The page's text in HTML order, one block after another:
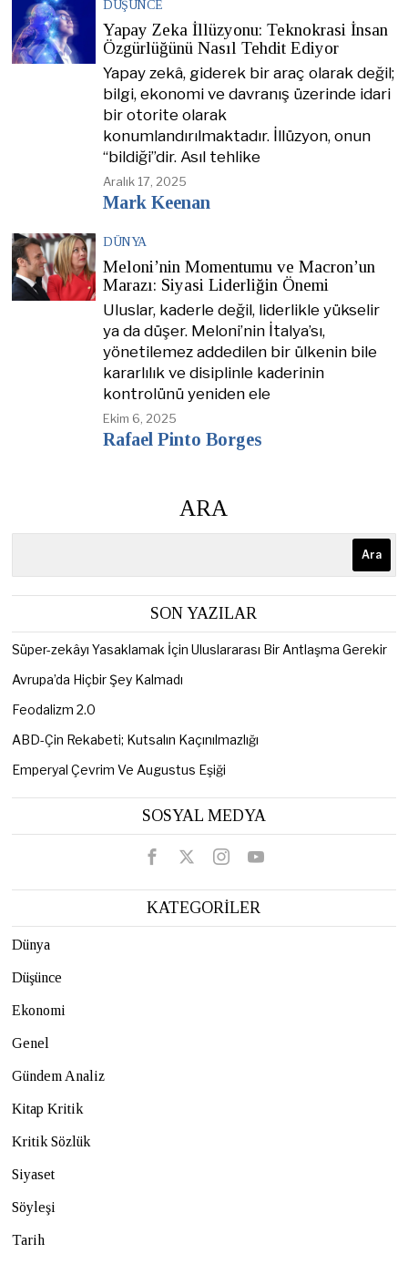
DÜŞÜNCE
Yapay Zeka İllüzyonu: Teknokrasi İnsan
Özgürlüğünü Nasıl Tehdit Ediyor
Yapay zekâ, giderek bir araç olarak değil;
bilgi, ekonomi ve davranış üzerinde idari
bir otorite olarak
konumlandırılmaktadır. İllüzyon, onun
“bildiği”dir. Asıl tehlike
Aralık 17, 2025
Mark Keenan
DÜNYA
Meloni’nin Momentumu ve Macron’un
Marazı: Siyasi Liderliğin Önemi
Uluslar, kaderle değil, liderlikle yükselir
ya da düşer. Meloni’nin İtalya’sı,
yönetilemez addedilen bir ülkenin bile
kararlılık ve disiplinle kaderinin
kontrolünü yeniden ele
Ekim 6, 2025
Rafael Pinto Borges
ARA
Ara
SON YAZILAR
Süper-zekâyı Yasaklamak İçin Uluslararası Bir Antlaşma Gerekir
Avrupa’da Hiçbir Şey Kalmadı
Feodalizm 2.0
ABD-Çin Rekabeti; Kutsalın Kaçınılmazlığı
Emperyal Çevrim Ve Augustus Eşiği
SOSYAL MEDYA
KATEGORİLER
Dünya
Düşünce
Ekonomi
Genel
Gündem Analiz
Kitap Kritik
Kritik Sözlük
Siyaset
Söyleşi
Tarih